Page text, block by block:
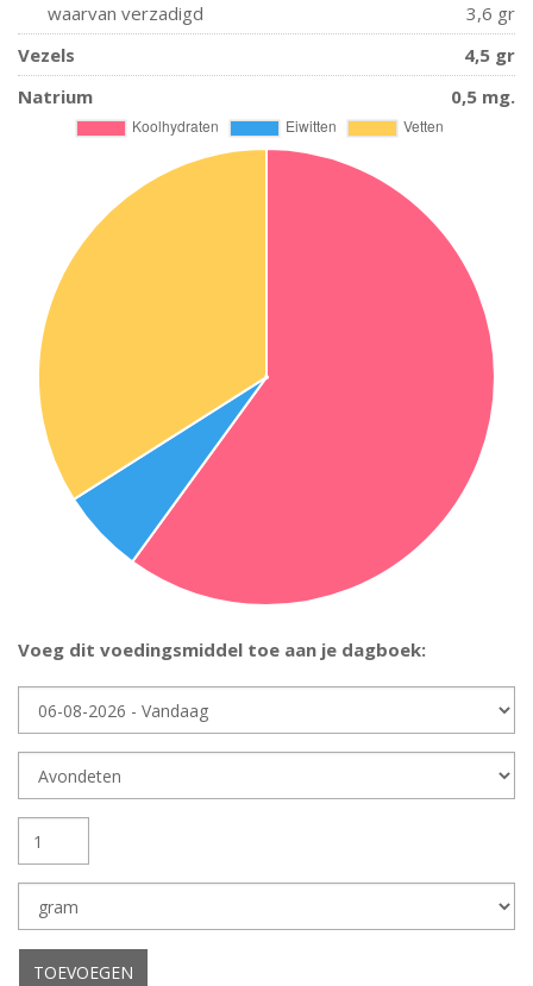
waarvan verzadigd
3,6 gr
Vezels
4,5 gr
Natrium
0,5 mg.
Voeg dit voedingsmiddel toe aan je dagboek:
Dagdeel
TOEVOEGEN